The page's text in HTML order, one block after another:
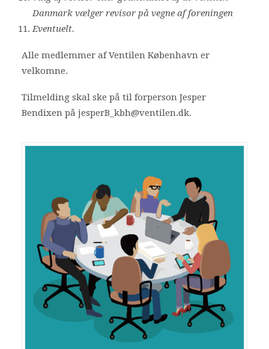
Danmark vælger revisor på vegne af foreningen
Eventuelt.
Alle medlemmer af Ventilen København er
velkomne.
Tilmelding skal ske på til forperson Jesper
Bendixen på jesperB_kbh@ventilen.dk.